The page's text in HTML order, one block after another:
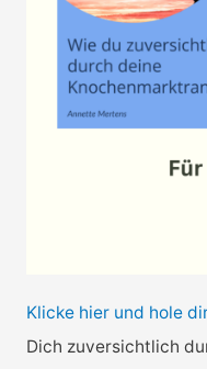
Klicke hier und hole
Dich zuversichtlich